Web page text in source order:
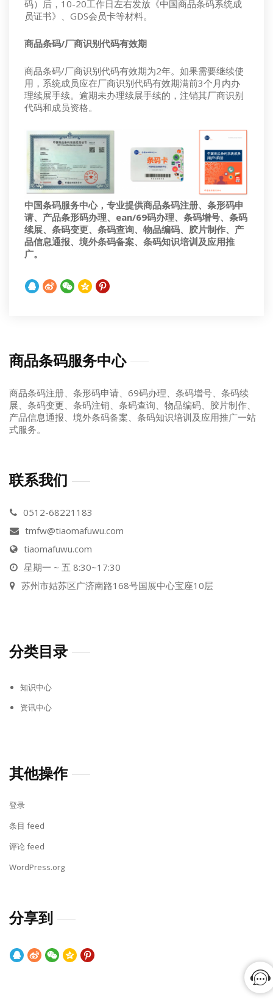
码）后，10-20工作日左右发放《中国商品条码系统成
员证书》、GDS会员卡等材料。
商品条码/厂商识别代码有效期
商品条码/厂商识别代码有效期为2年。如果需要继续使
用，系统成员应在厂商识别代码有效期满前3个月内办
理续展手续。逾期未办理续展手续的，注销其厂商识别
代码和成员资格。
中国条码服务中心，专业提供商品条码注册、条形码申
请、产品条形码办理、ean/69码办理、条码增号、条码
续展、条码变更、条码查询、物品编码、胶片制作、产
品信息通报、境外条码备案、条码知识培训及应用推
广。
商品条码服务中心
商品条码注册、条形码申请、69码办理、条码增号、条码续
展、条码变更、条码注销、条码查询、物品编码、胶片制作、
产品信息通报、境外条码备案、条码知识培训及应用推广一站
式服务。
联系我们
0512-68221183
tmfw@tiaomafuwu.com
tiaomafuwu.com
星期一 ~ 五 8:30~17:30
苏州市姑苏区广济南路168号国展中心宝座10层
分类目录
知识中心
资讯中心
其他操作
登录
条目 feed
评论 feed
WordPress.org
分享到